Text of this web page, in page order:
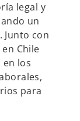
legal y
un
Junto con
Chile
en los
para